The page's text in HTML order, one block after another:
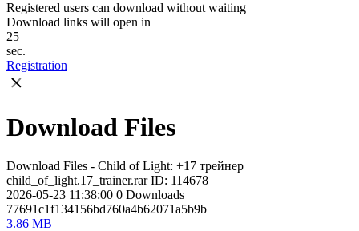
Registered users can download without waiting
Download links will open in
25
sec.
Registration
Download Files
Download Files - Child of Light: +17 трейнер
child_of_light.17_trainer.rarID: 114678
2026-05-23 11:38:00 0 Downloads
77691c1f134156bd760a4b62071a5b9b
3.86 MB